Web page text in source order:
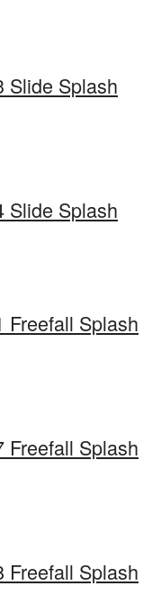
Slide Splash
Slide Splash
Freefall Splash
Freefall Splash
Freefall Splash